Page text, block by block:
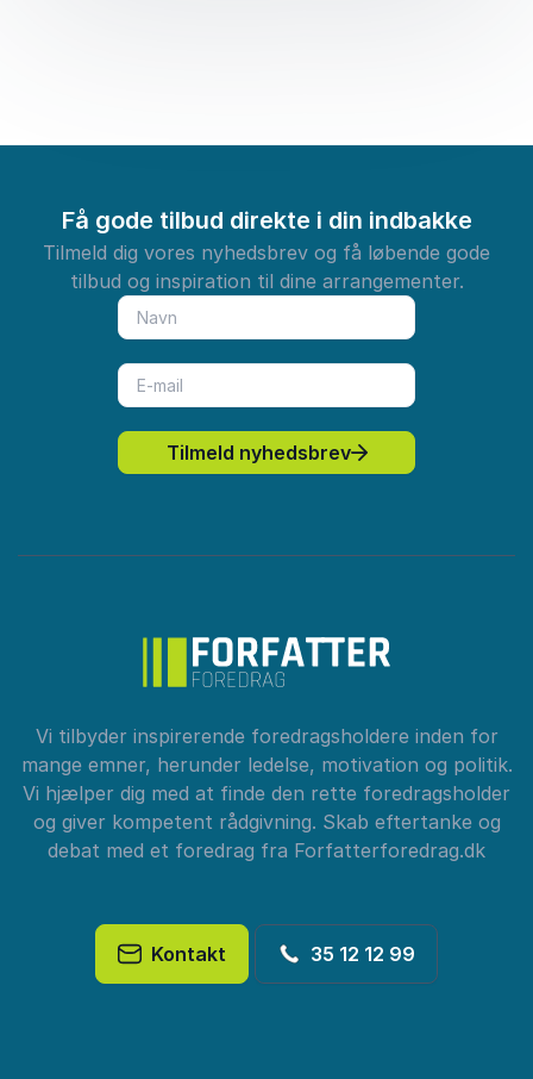
Få gode tilbud direkte i din indbakke
Tilmeld dig vores nyhedsbrev og få løbende gode
tilbud og inspiration til dine arrangementer.
Tilmeld nyhedsbrev
Vi tilbyder inspirerende foredragsholdere inden for
mange emner, herunder ledelse, motivation og politik.
Vi hjælper dig med at finde den rette foredragsholder
og giver kompetent rådgivning. Skab eftertanke og
debat med et foredrag fra Forfatterforedrag.dk
Kontakt 35 12 12 99